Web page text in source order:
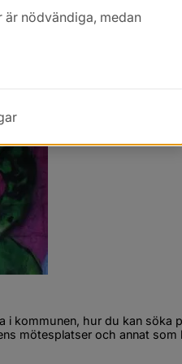
i kommunen, hur du kan söka
mötesplatser och annat som
nödvändiga, medan